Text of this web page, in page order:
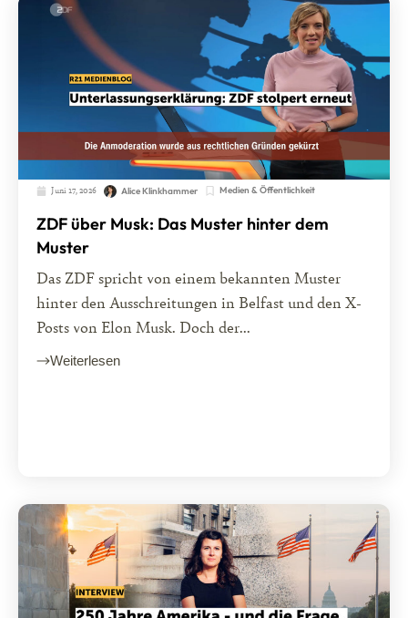
Juni 17, 2026 Alice Klinkhammer Medien & Öffentlichkeit
ZDF über Musk: Das Muster hinter dem
Muster
Das ZDF spricht von einem bekannten Muster
hinter den Ausschreitungen in Belfast und den X-
Posts von Elon Musk. Doch der...
Weiterlesen